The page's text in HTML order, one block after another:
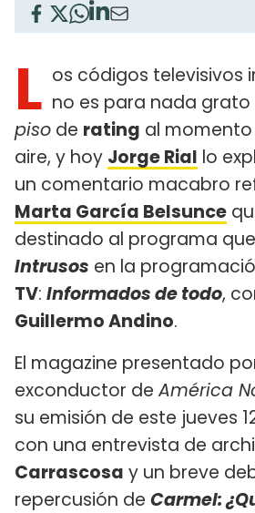
L os códigos televisivos
no es para nada grato
piso de rating al
aire, y hoy Jorge Rial lo
un comentario macabro
Marta García Belsunce
destinado al programa
Intrusos en la
TV: Informados de todo,
Guillermo Andino.
El magazine presentado
exconductor deAmérica
su emisión de este jueves
con una entrevista de
Carrascosa y un breve
repercusión de Carmel: